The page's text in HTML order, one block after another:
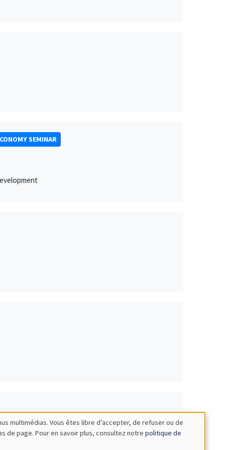
SEMINAR
multimédias. Vous êtes libre d’accepter, de refuser ou de
de page. Pour en savoir plus, consultez notre politique de